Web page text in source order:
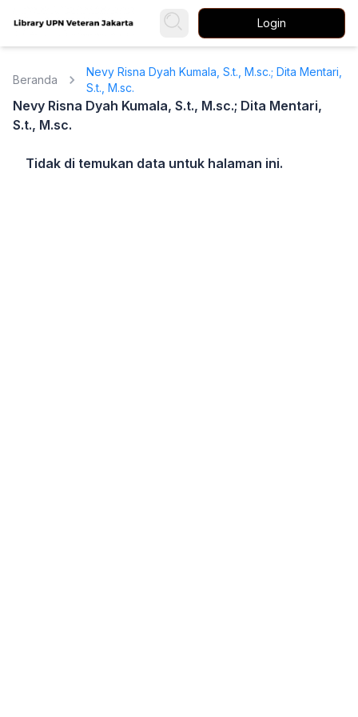
Login
Beranda
Nevy Risna Dyah Kumala, S.t., M.sc.; Dita Mentari,
S.t., M.sc.
Nevy Risna Dyah Kumala, S.t., M.sc.; Dita Mentari,
S.t., M.sc.
Tidak di temukan data untuk halaman ini.